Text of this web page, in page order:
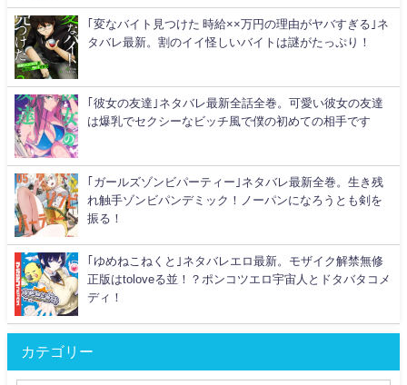
｢変なバイト見つけた 時給××万円の理由がヤバすぎる｣ネ
タバレ最新。割のイイ怪しいバイトは謎がたっぷり！
｢彼女の友達｣ネタバレ最新全話全巻。可愛い彼女の友達
は爆乳でセクシーなビッチ風で僕の初めての相手です
｢ガールズゾンビパーティー｣ネタバレ最新全巻。生き残
れ触手ゾンビパンデミック！ノーパンになろうとも剣を
振る！
｢ゆめねこねくと｣ネタバレエロ最新。モザイク解禁無修
正版はtoloveる並！？ポンコツエロ宇宙人とドタバタコメ
ディ！
カテゴリー